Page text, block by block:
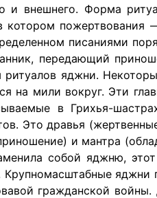
и внешнего. Форма
котором пожертвования
писаниями
передающий
яджни.
на мили вокруг. Эти
в Грихья-
Это дравья
и мантра
собой яджню,
гражданской